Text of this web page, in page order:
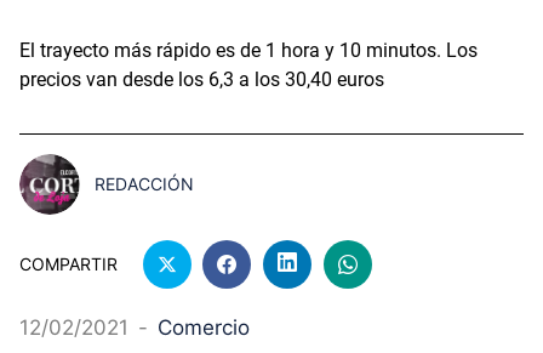
El trayecto más rápido es de 1 hora y 10 minutos. Los
precios van desde los 6,3 a los 30,40 euros
REDACCIÓN
COMPARTIR
12/02/2021 - Comercio